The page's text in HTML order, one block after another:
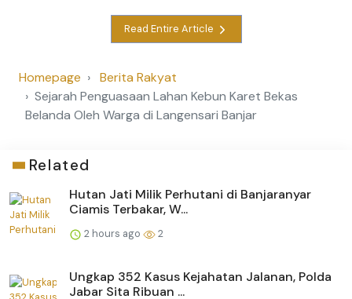
Read Entire Article
Homepage
Berita Rakyat
Sejarah Penguasaan Lahan Kebun Karet Bekas
Belanda Oleh Warga di Langensari Banjar
Related
Hutan Jati Milik Perhutani di Banjaranyar
Ciamis Terbakar, W...
2 hours ago 2
Ungkap 352 Kasus Kejahatan Jalanan, Polda
Jabar Sita Ribuan ...